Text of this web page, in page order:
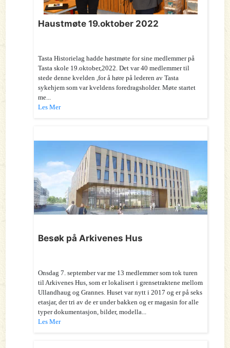
Haustmøte 19.oktober 2022
Tasta Historielag hadde høstmøte for sine medlemmer på
Tasta skole 19.oktober,2022. Det var 40 medlemmer til
stede denne kvelden ,for å høre på lederen av Tasta
sykehjem som var kveldens foredragsholder. Møte startet
me...
Les Mer
Besøk på Arkivenes Hus
Onsdag 7. september var me 13 medlemmer som tok turen
til Arkivenes Hus, som er lokalisert i grensetraktene mellom
Ullandhaug og Grannes. Huset var nytt i 2017 og er på seks
etasjar, der tri av de er under bakken og er magasin for alle
typer dokumentasjon, bilder, modella...
Les Mer